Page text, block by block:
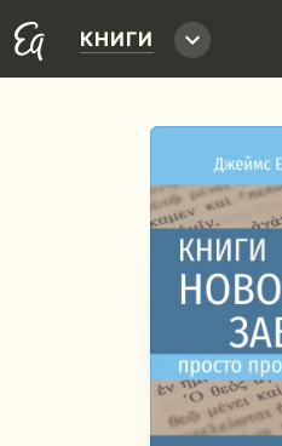
КНИГИ